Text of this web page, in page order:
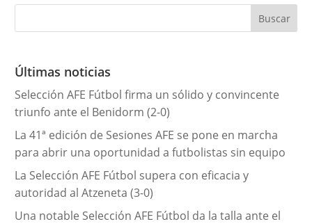
g
r
a
s
Últimas noticias
Selección AFE Fútbol firma un sólido y convincente
triunfo ante el Benidorm (2-0)
La 41ª edición de Sesiones AFE se pone en marcha
para abrir una oportunidad a futbolistas sin equipo
La Selección AFE Fútbol supera con eficacia y
autoridad al Atzeneta (3-0)
Una notable Selección AFE Fútbol da la talla ante el